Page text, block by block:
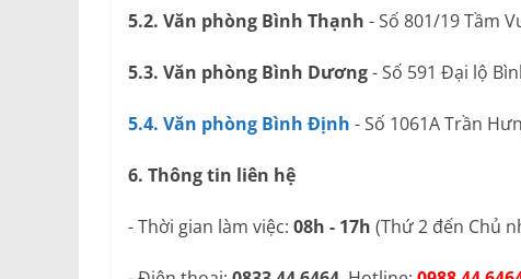
5.2. Văn phòng Bình Thạnh - Số 801/19 Tầm
5.3. Văn phòng Bình Dương- Số 591 Đại lộ
5.4. Văn phòng Bình Định - Số 1061A Trần
6. Thông tin liên hệ
- Thời gian làm việc: 08h - 17h (Thứ 2 đến Chủ